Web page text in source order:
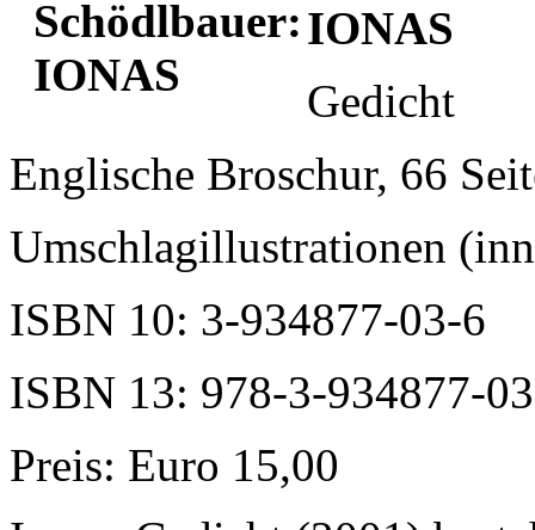
IONAS
Gedicht
Englische Broschur, 66
Umschlagillustrationen
ISBN 10: 3-934877-03-6
ISBN 13: 978-3-934877-
Preis: Euro 15,00